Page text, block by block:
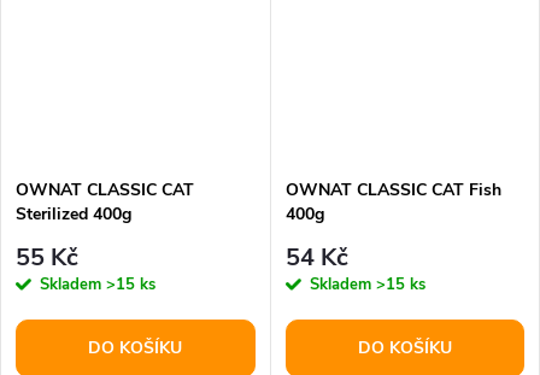
OWNAT CLASSIC CAT
Sterilized 400g
55 Kč
Skladem >15 ks
DO KOŠÍKU
OWNAT CLASSIC CAT Fish
400g
54 Kč
Skladem >15 ks
DO KOŠÍKU